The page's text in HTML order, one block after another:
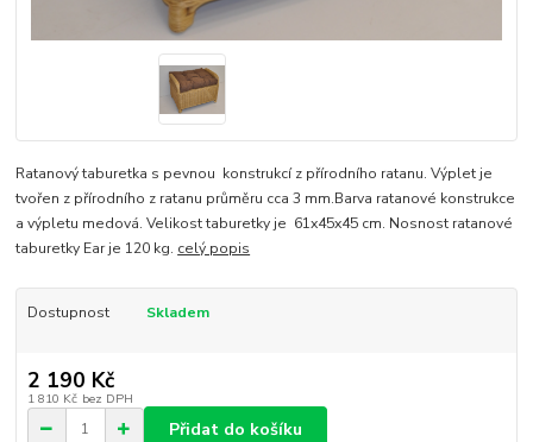
Ratanový taburetka s pevnou konstrukcí z přírodního ratanu. Výplet je
tvořen z přírodního z ratanu průměru cca 3 mm.Barva ratanové konstrukce
a výpletu medová. Velikost taburetky je 61x45x45 cm. Nosnost ratanové
taburetky Ear je 120 kg. celý popis
Dostupnost Skladem
2 190 Kč
1 810 Kč bez DPH
Přidat do košíku